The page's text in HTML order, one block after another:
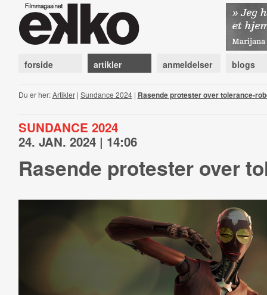
forside artikler anmeldelser blogs
Du er her:Artikler| Sundance 2024| Rasende protester over tolerance-
SUNDANCE 2024
24. JAN. 2024 | 14:06
Rasende protester over